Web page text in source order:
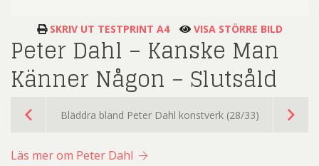
SKRIV UT TESTPRINT A4 VISA STÖRRE BILD
Peter Dahl – Kanske Man
Känner Någon – Slutsåld
Bläddra bland Peter Dahl konstverk (28/33)
Läs mer om Peter Dahl